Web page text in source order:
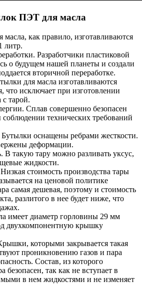
ПЭТ для масла
как правило, изготавливаются
литр.
Разработчики пластиковой
о будущем нашей планеты и создали
вторичной переработке.
для масла изготавливаются
что исключает при изготовлении
с тарой.
Сплав совершенно безопасен
соблюдении технических требований
Бутылки оснащены ребрами жесткости.
деформации.
В такую тару можно разливать уксус,
жидкости.
стоимость производства тары
на ценовой политике
самая дешевая, поэтому и стоимость
разлитого в нее будет ниже, что
имеет диаметр горловины 29 мм
двухкомпонентную крышку
которыми закрывается такая
проникновению газов и пара
Состав, из которого
безопасен, так как не вступает в
в нем жидкостями и не изменяет